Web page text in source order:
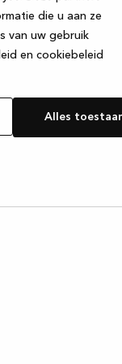
die u aan ze
van uw gebruik
en cookiebeleid
Alles
(see the